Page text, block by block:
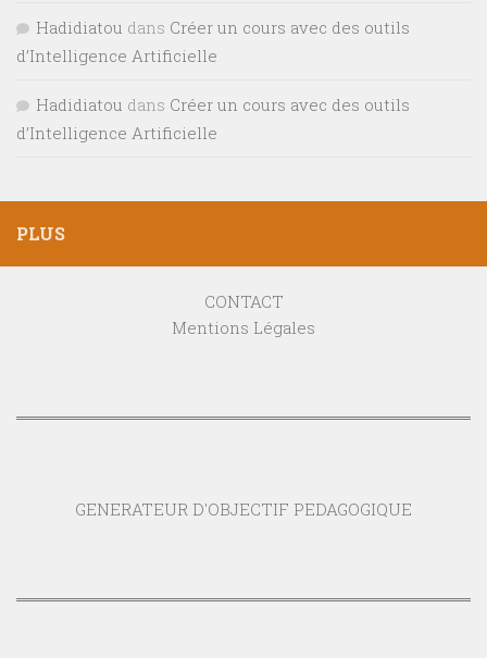
Hadidiatou dans Créer un cours avec des outils
d’Intelligence Artificielle
Hadidiatou dans Créer un cours avec des outils
d’Intelligence Artificielle
PLUS
CONTACT
Mentions Légales
GENERATEUR D'OBJECTIF PEDAGOGIQUE